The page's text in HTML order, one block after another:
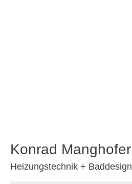
Konrad Manghofer
Heizungstechnik + Baddesign